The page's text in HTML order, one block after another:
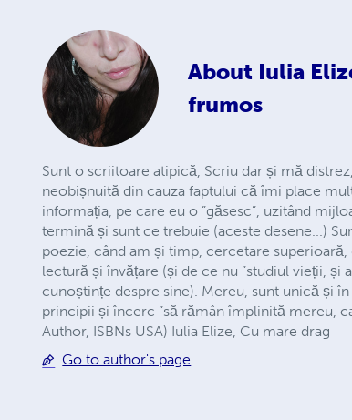
About Iulia
frumos
Sunt o scriitoare atipică, Scriu dar și mă
neobișnuită din cauza faptului că îmi place
informația, pe care eu o ”găsesc”, uzitând
termină și sunt ce trebuie (aceste desene...)
poezie, când am și timp, cercetare
lectură și învățare (și de ce nu ”studiul vieții,
cunoștințe despre sine). Mereu, sunt unică și
principii și încerc ”să rămân împlinită mereu,
Author, ISBNs USA) Iulia Elize, Cu mare drag
Go to author's page